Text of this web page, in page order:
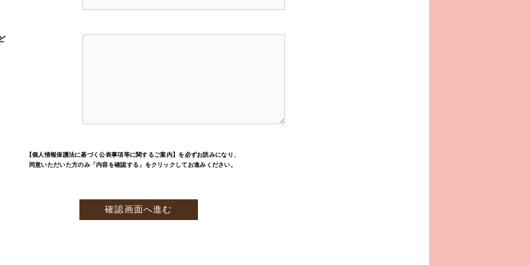
【個人情報保護法に基づく公表事項等に関するご案内】 を必ずお読みになり、
同意いただいた方のみ「内容を確認する」をクリックしてお進みください。